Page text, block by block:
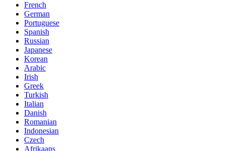
French
German
Portuguese
Spanish
Russian
Japanese
Korean
Arabic
Irish
Greek
Turkish
Italian
Danish
Romanian
Indonesian
Czech
Afrikaans